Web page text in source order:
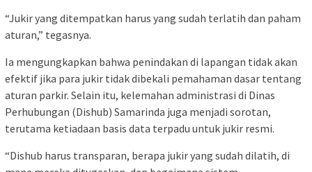
“Jukir yang ditempatkan harus yang sudah terlatih dan paham
aturan,” tegasnya.
Ia mengungkapkan bahwa penindakan di lapangan tidak akan
efektif jika para jukir tidak dibekali pemahaman dasar tentang
aturan parkir. Selain itu, kelemahan administrasi di Dinas
Perhubungan (Dishub) Samarinda juga menjadi sorotan,
terutama ketiadaan basis data terpadu untuk jukir resmi.
“Dishub harus transparan, berapa jukir yang sudah dilatih, di